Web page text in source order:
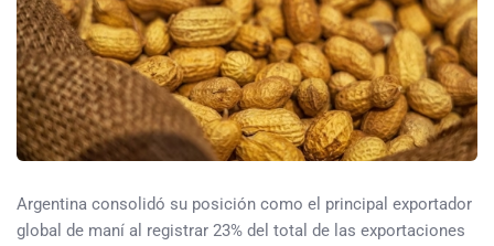
Argentina consolidó su posición como el principal exportador
global de maní al registrar 23% del total de las exportaciones